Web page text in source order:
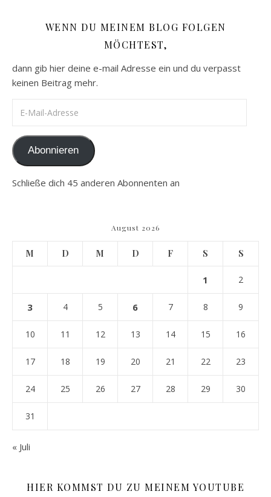
WENN DU MEINEM BLOG FOLGEN
MÖCHTEST,
dann gib hier deine e-mail Adresse ein und du verpasst
keinen Beitrag mehr.
Abonnieren
Schließe dich 45 anderen Abonnenten an
August 2026
M D M D F S S
1 2
3 4 5 6 7 8 9
10 11 12 13 14 15 16
17 18 19 20 21 22 23
24 25 26 27 28 29 30
31
« Juli
HIER KOMMST DU ZU MEINEM YOUTUBE